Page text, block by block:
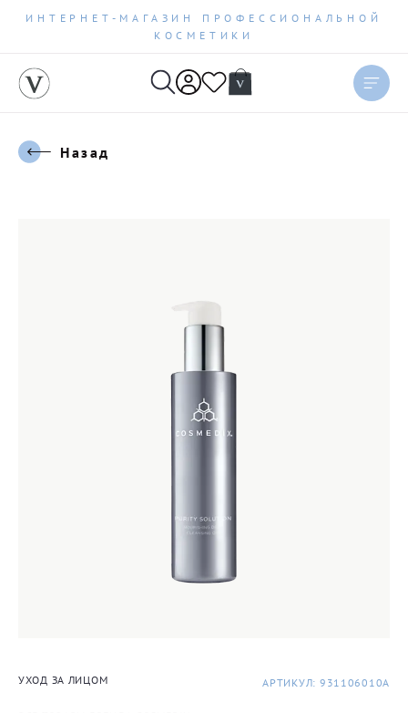
ИНТЕРНЕТ-МАГАЗИН ПРОФЕССИОНАЛЬНОЙ
КОСМЕТИКИ
Назад
УХОД ЗА ЛИЦОМ АРТИКУЛ: 931106010A